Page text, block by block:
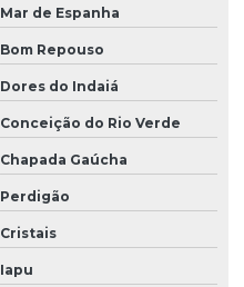
Mar de Espanha
Bom Repouso
Dores do Indaiá
Conceição do Rio Verde
Chapada Gaúcha
Perdigão
Cristais
Iapu